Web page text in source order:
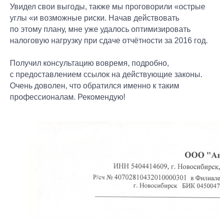
Увидел свои выгоды, также мы проговорили «острые
углы «и возможные риски. Начав действовать
по этому плану, мне уже удалось оптимизировать
налоговую нагрузку при сдаче отчётности за 2016 год.
Получил консультацию вовремя, подробно,
с предоставлением ссылок на действующие законы.
Очень доволен, что обратился именно к таким
профессионалам. Рекомендую!